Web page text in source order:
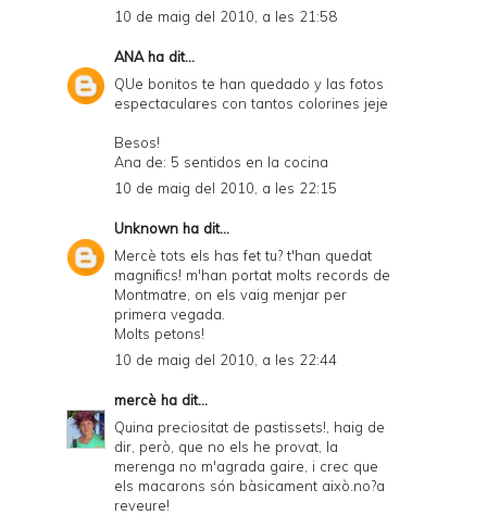
10 de maig del 2010, a les 21:58
ANAha dit...
QUe bonitos te han quedado y las fotos
espectaculares con tantos colorines jeje
Besos!
Ana de: 5 sentidos en la cocina
10 de maig del 2010, a les 22:15
Unknown ha dit...
Mercè tots els has fet tu? t'han quedat
magnifics! m'han portat molts records de
Montmatre, on els vaig menjar per
primera vegada.
Molts petons!
10 de maig del 2010, a les 22:44
mercè ha dit...
Quina preciositat de pastissets!, haig de
dir, però, que no els he provat, la
merenga no m'agrada gaire, i crec que
els macarons són bàsicament això.no?a
reveure!